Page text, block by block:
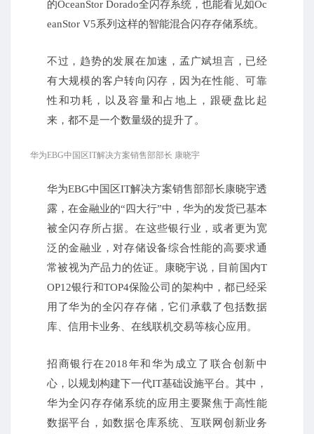
的OceanStor Dorado全闪存系统，也能看见如Oc
eanStor V5系列这样的智能混合闪存存储系统。
不过，趋势的发展在加速，孟广斌坦言，已经
有大规模的客户转向闪存，因为在性能、可靠
性和功耗，以及容量和占地上，跟硬盘比起
来，都不是一个数量级的提升了。
华为EBG中国区IT解决方案销售部部长 康晓宇
华为EBG中国区IT解决方案销售部部长康晓宇透
露，在金融业的“四大行”中，华为的发货已基本
被全闪存所占据。在这些银行业，或者更为宽
泛的金融业，对存储设备综合性能的高要求通
常被视为产品力的佐证。康晓宇说，目前国内T
OP12银行和TOP4保险公司的架构中，都已经采
用了华为的全闪存存储，它们承载了包括数据
库、信用卡业务、在线联机交易等核心应用。
招商银行在2018年和华为成立了联合创新中
心，以规划构建下一代IT基础设施平台。其中，
华为全闪存存储系统的应用主要聚焦于高性能
数据平台，如数据仓库系统、互联网创新业务